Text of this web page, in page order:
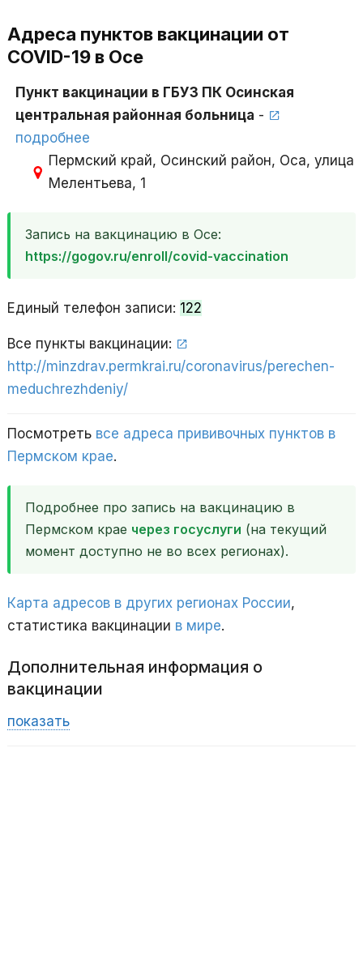
Адреса пунктов вакцинации от
COVID-19 в Осе
Пункт вакцинации в ГБУЗ ПК Осинская
центральная районная больница -
подробнее
Пермский край, Осинский район, Оса, улица
Мелентьева, 1
Запись на вакцинацию в Осе:
https://gogov.ru/enroll/covid-vaccination
Единый телефон записи: 122
Все пункты вакцинации:
http://minzdrav.permkrai.ru/coronavirus/perechen-
meduchrezhdeniy/
Посмотреть все адреса прививочных пунктов в
Пермском крае.
Подробнее про запись на вакцинацию в
Пермском крае через госуслуги (на текущий
момент доступно не во всех регионах).
Карта адресов в других регионах России,
статистика вакцинации в мире.
Дополнительная информация о
вакцинации
показать